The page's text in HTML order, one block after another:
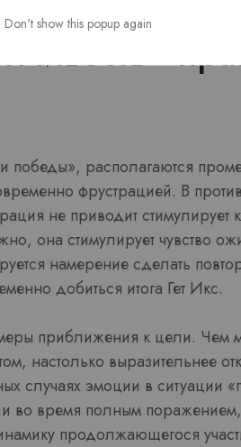
располагаются
фрустрацией. В
не приводит
она стимулирует чувство
намерение сделать
добиться итога Гет Икс.
меры приближения к цели.
настолько выразительнее
случаях эмоции в ситуации
во время полным
продолжающегося
Don't show this popup again